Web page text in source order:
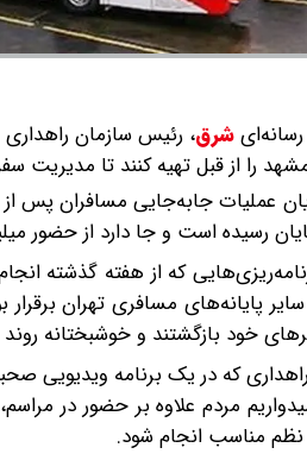
شرق، رئیس سازمان
را از قبل تهیه کنند تا مدیریت
عملیات جابه‌جایی مسافران پس
رسیده است و جا دارد از حضور
که از هفته گذشته
پایانه‌های مسافری تهران
خود بازگشتند و خوشبختانه
که در یک برنامه ویدیویی
مردم علاوه بر حضور در
نظم مناسب انجام شود.